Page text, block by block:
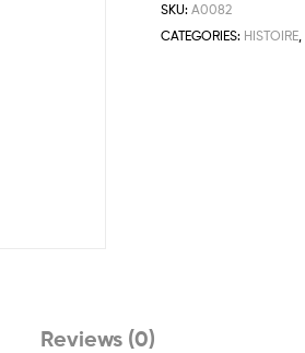
SKU:A0082
CATEGORIES: HISTOIRE,
Reviews (0)